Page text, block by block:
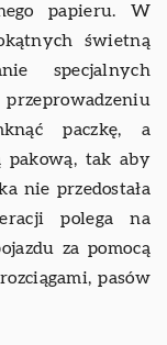
papieru. W
świetną
specjalnych
paczkę, a
pakową, tak aby
nie przedostała
polega na
za pomocą
pasów